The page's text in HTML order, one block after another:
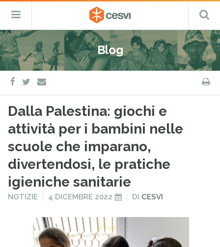
Salta
al
contenuto
CESVI
Fondazione
–
ETS
Cooperazione,
Emergenza
e
Sviluppo
Menu
Blog
facebook
twitter
e-
mail
Dalla Palestina: giochi e
attività per i bambini nelle
scuole che imparano,
divertendosi, le pratiche
igieniche sanitarie
PUBBLICATO
NOTIZIE
PUBBLICATO
IL
4 DICEMBRE 2022 DI CESVI